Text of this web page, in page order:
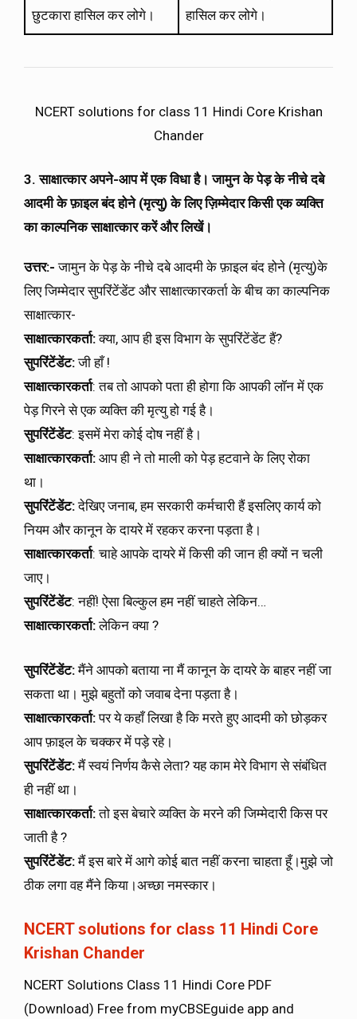
छुटकारा हासिल कर लोगे।
हासिल कर लोगे।
NCERT solutions for class 11 Hindi Core Krishan
Chander
3. साक्षात्कार अपने-आप में एक विधा है। जामुन के पेड़ के नीचे दबे
आदमी के फ़ाइल बंद होने (मृत्यु) के लिए ज़िम्मेदार किसी एक व्यक्ति
का काल्पनिक साक्षात्कार करें और लिखें।
उत्तर:- जामुन के पेड़ के नीचे दबे आदमी के फ़ाइल बंद होने (मृत्यु)के
लिए जिम्मेदार सुपरिंटेंडेंट और साक्षात्कारकर्ता के बीच का काल्पनिक
साक्षात्कार-
साक्षात्कारकर्ता:क्या, आप ही इस विभाग के सुपरिंटेंडेंट हैं?
सुपरिंटेंडेंट:जी हाँ !
साक्षात्कारकर्ता: तब तो आपको पता ही होगा कि आपकी लॉन में एक
पेड़ गिरने से एक व्यक्ति की मृत्यु हो गई है।
सुपरिंटेंडेंट: इसमें मेरा कोई दोष नहीं है।
साक्षात्कारकर्ता: आप ही ने तो माली को पेड़ हटवाने के लिए रोका
था।
सुपरिंटेंडेंट:देखिए जनाब, हम सरकारी कर्मचारी हैं इसलिए कार्य को
नियम और कानून के दायरे में रहकर करना पड़ता है।
साक्षात्कारकर्ता: चाहे आपके दायरे में किसी की जान ही क्यों न चली
जाए।
सुपरिंटेंडेंट: नहीं! ऐसा बिल्कुल हम नहीं चाहते लेकिन…
साक्षात्कारकर्ता:लेकिन क्या ?
सुपरिंटेंडेंट:मैंने आपको बताया ना मैं कानून के दायरे के बाहर नहीं जा
सकता था। मुझे बहुतों को जवाब देना पड़ता है।
साक्षात्कारकर्ता:पर ये कहाँ लिखा है कि मरते हुए आदमी को छोड़कर
आप फ़ाइल के चक्कर में पड़े रहे।
सुपरिंटेंडेंट:मैं स्वयं निर्णय कैसे लेता? यह काम मेरे विभाग से संबंधित
ही नहीं था।
साक्षात्कारकर्ता:तो इस बेचारे व्यक्ति के मरने की जिम्मेदारी किस पर
जाती है ?
सुपरिंटेंडेंट:मैं इस बारे में आगे कोई बात नहीं करना चाहता हूँ।मुझे जो
ठीक लगा वह मैंने किया।अच्छा नमस्कार।
NCERT solutions for class 11 Hindi Core
Krishan Chander
NCERT Solutions Class 11 Hindi Core PDF
(Download) Free from myCBSEguide app and